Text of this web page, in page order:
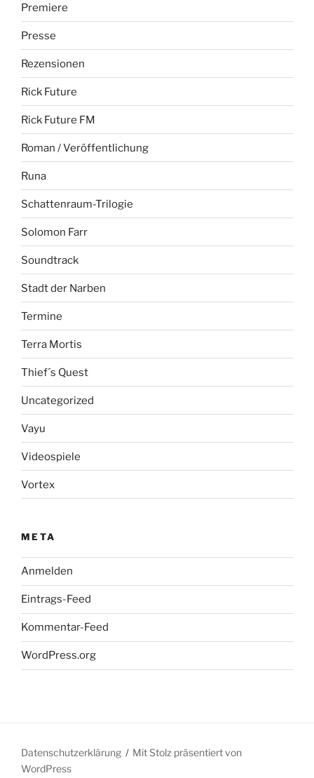
Premiere
Presse
Rezensionen
Rick Future
Rick Future FM
Roman / Veröffentlichung
Runa
Schattenraum-Trilogie
Solomon Farr
Soundtrack
Stadt der Narben
Termine
Terra Mortis
Thief´s Quest
Uncategorized
Vayu
Videospiele
Vortex
META
Anmelden
Eintrags-Feed
Kommentar-Feed
WordPress.org
Datenschutzerklärung
Mit Stolz präsentiert von
WordPress